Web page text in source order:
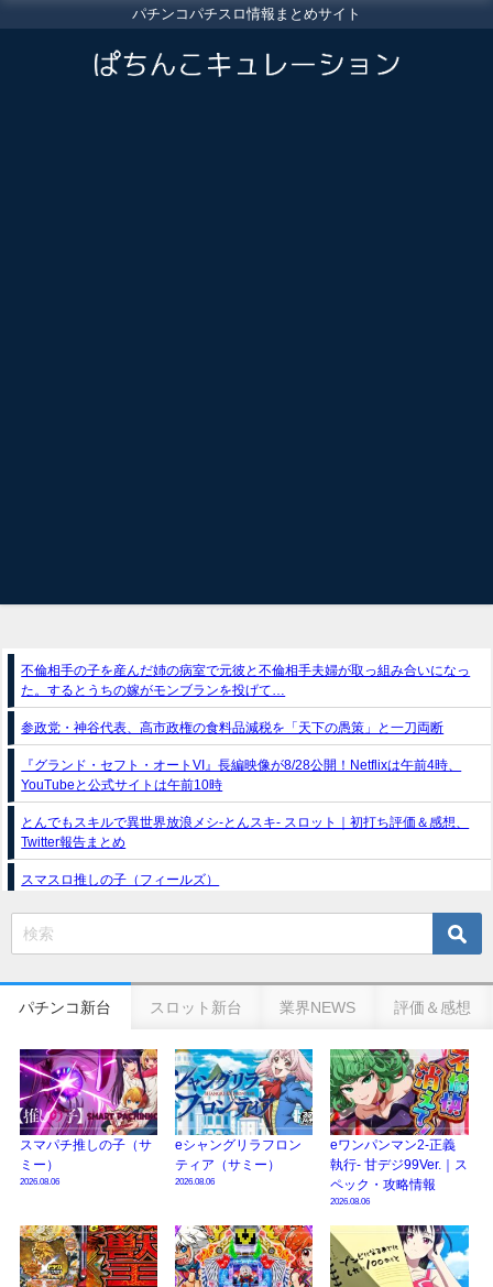
パチンコパチスロ情報まとめサイト
不倫相手の子を産んだ姉の病室で元彼と不倫相手夫婦が取っ組み合いになっ
た。するとうちの嫁がモンブランを投げて…
参政党・神谷代表、高市政権の食料品減税を「天下の愚策」と一刀両断
『グランド・セフト・オートVI』長編映像が8/28公開！Netflixは午前4時、
YouTubeと公式サイトは午前10時
とんでもスキルで異世界放浪メシ-とんスキ- スロット｜初打ち評価＆感想、
Twitter報告まとめ
スマスロ推しの子（フィールズ）
e獣王-獅子の一撃-｜スペック・攻略情報
新台パチンコ『e魔女と野獣』公式PV動画｜LT直行型399帯、運命分岐から上
eSAOアリシゼーション夜空『ファン試打会』感想＆画像報告まとめ｜金木犀
日遊協、ファン調査2025を発表｜使用金額中央値「1万円-3万円/1回」「遊技
歴20年以上が50％以上」等々…
【2025年】エイプリルフール話題（ネタ）まとめ｜ぱちんこパチスロ関連【4
月1日】
パチンコ新台 スロット新台 業界NEWS 評価＆感想
スマパチ推しの子（サ
ミー）
2026.08.06
eシャングリラフロン
ティア（サミー）
2026.08.06
eワンパンマン2-正義
執行- 甘デジ99Ver.｜ス
ペック・攻略情報
2026.08.06